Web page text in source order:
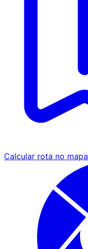
Calcular rota no mapa